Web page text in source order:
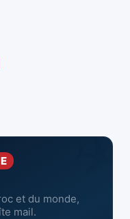
et du monde,
mail.